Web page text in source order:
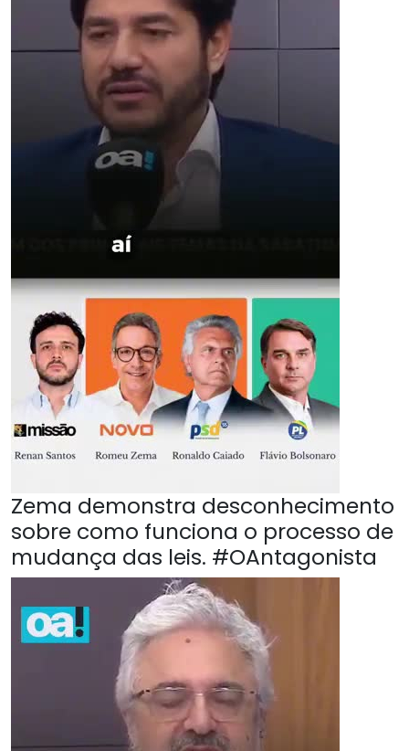
Zema demonstra desconhecimento
sobre como funciona o processo de
mudança das leis. #OAntagonista